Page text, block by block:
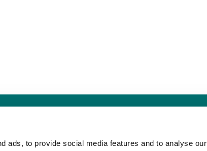
ads, to provide social media features and to analyse our